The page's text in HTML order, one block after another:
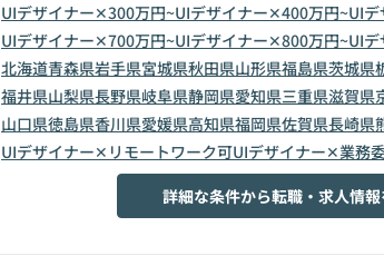
UIデザイナー✕300万円~UIデザイナー✕400万円~UI
UIデザイナー✕700万円~UIデザイナー✕800万円~UI
北海道青森県岩手県宮城県秋田県山形県福島県茨城県
福井県山梨県長野県岐阜県静岡県愛知県三重県滋賀県
山口県徳島県香川県愛媛県高知県福岡県佐賀県長崎県
UIデザイナー✕リモートワーク可UIデザイナー✕業務
詳細な条件から転職・求人情